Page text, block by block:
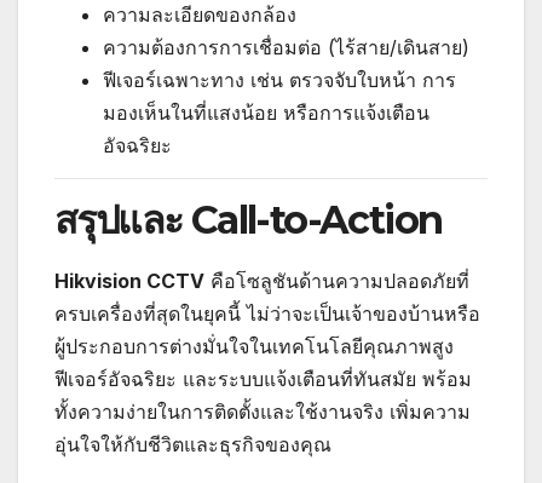
ความละเอียดของกล้อง
ความต้องการการเชื่อมต่อ (ไร้สาย/เดินสาย)
ฟีเจอร์เฉพาะทาง เช่น ตรวจจับใบหน้า การ
มองเห็นในที่แสงน้อย หรือการแจ้งเตือน
อัจฉริยะ
สรุปและ Call-to-Action
Hikvision CCTV คือโซลูชันด้านความปลอดภัยที่
ครบเครื่องที่สุดในยุคนี้ ไม่ว่าจะเป็นเจ้าของบ้านหรือ
ผู้ประกอบการต่างมั่นใจในเทคโนโลยีคุณภาพสูง
ฟีเจอร์อัจฉริยะ และระบบแจ้งเตือนที่ทันสมัย พร้อม
ทั้งความง่ายในการติดตั้งและใช้งานจริง เพิ่มความ
อุ่นใจให้กับชีวิตและธุรกิจของคุณ